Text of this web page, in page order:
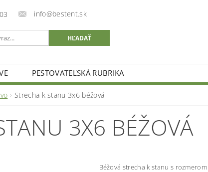
info@bestent.sk
PESTOVATEĽSKÁ RUBRIKA
Strecha k stanu 3x6 béžová
3X6 BÉŽOVÁ
Béžová strecha k stanu s rozmerom